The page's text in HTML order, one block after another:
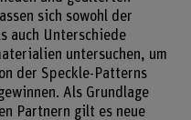
sich sowohl der
auch Unterschiede
untersuchen, um
der Speckle-Patterns
Als Grundlage
Partnern gilt es neue